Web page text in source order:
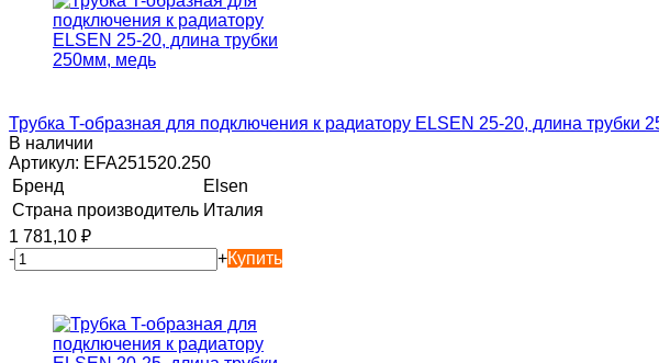
Трубка T-образная для подключения к радиатору ELSEN 25-20, длина трубки
В наличии
Артикул: EFA251520.250
Бренд
Elsen
Страна производитель Италия
1 781,10 ₽
-
+Купить